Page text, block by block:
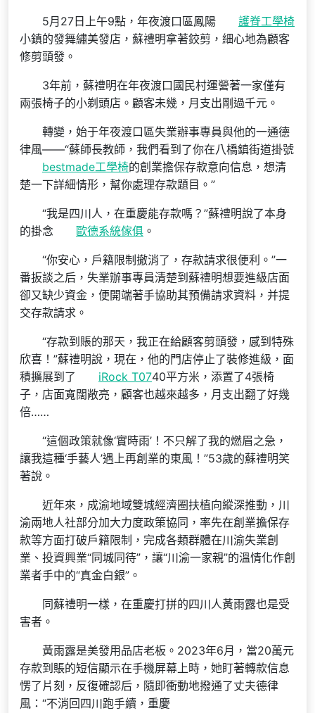
5月27日上午9點，年夜渡口區鳳陽
護脊工學椅
小鎮的發舞繡美發店，蘇禮明拿著鉸剪，細心地為顧客
修剪頭發。
3年前，蘇禮明在年夜渡口國民村運營著一家僅有
兩張椅子的小剃頭店。顧客未幾，月支出剛過千元。
轉變，始于年夜渡口區失業辦事專員與他的一通德
律風——“蘇師長教師，我們看到了你在八橋鎮街道掛號
bestmade工學椅的創業擔保存款意向信息，想清
楚一下詳細情形，幫你處理存款題目。”
“我是四川人，在重慶能存款嗎？”蘇禮明說了本身
的掛念
歐德系統傢俱 。
“你安心，戶籍限制撤消了，存款請求很便利。”一
番扳談之后，失業辦事專員清楚到蘇禮明想要進級店面
卻又缺少資金，便開端著手協助其預備請求資料，并提
交存款請求。
“存款到賬的那天，我正在給顧客剪頭發，感到特殊
欣喜！”蘇禮明說，現在，他的門店停止了裝修進級，面
積擴展到了
iRock T0740平方米，添置了4張椅
子，店面寬闊敞亮，顧客也越來越多，月支出翻了好幾
倍……
“這個政策就像‘實時雨’！不只解了我的燃眉之急，
讓我這種‘手藝人’遇上再創業的東風！”53歲的蘇禮明笑
著說。
近年來，成渝地域雙城經濟圈扶植向縱深推動，川
渝兩地人社部分加大力度政策協同，率先在創業擔保存
款等方面打破戶籍限制，完成各類群體在川渝失業創
業、投資興業“同城同待”，讓“川渝一家親”的溫情化作創
業者手中的“真金白銀”。
同蘇禮明一樣，在重慶打拼的四川人黃雨露也是受
害者。
黃雨露是美發用品店老板。2023年6月，當20萬元
存款到賬的短信顯示在手機屏幕上時，她盯著轉款信息
愣了片刻，反復確認后，隨即衝動地撥通了丈夫德律
風：“不消回四川跑手續，重慶